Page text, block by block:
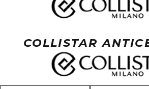
COLLISTAR